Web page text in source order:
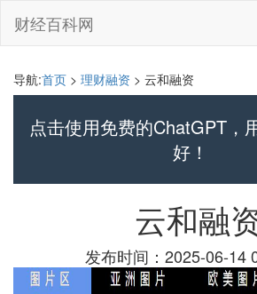
财经百科网
导航:首页 > 理财融资 > 云和融资
点击使用免费的ChatGPT，
好！
云和融
发布时间：2025-06-14